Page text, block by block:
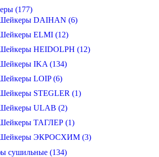
(177)
DAIHAN (6)
ELMI (12)
HEIDOLPH (12)
IKA (134)
LOIP (6)
STEGLER (1)
ULAB (2)
ТАГЛЕР (1)
ЭКРОСХИМ (3)
сушильные (134)